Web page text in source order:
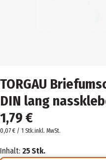
TORGAU
DIN lang
1,79 €
0,07 € / 1 Stk.inkl. MwSt.
Inhalt: 25 Stk.